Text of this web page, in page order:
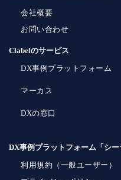
会社概要
お問い合わせ
Clabelのサービス
DX事例プラットフォーム
マーカス
DXの窓口
DX事例プラットフォーム「シー
利用規約（一般ユーザー）